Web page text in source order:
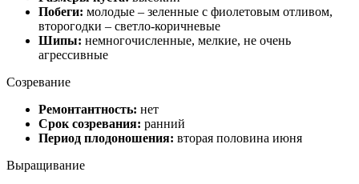
Побеги: молодые – зеленные с фиолетовым отливом,
второгодки – светло-коричневые
Шипы: немногочисленные, мелкие, не очень
агрессивные
Созревание
Ремонтантность: нет
Срок созревания: ранний
Период плодоношения: вторая половина июня
Выращивание